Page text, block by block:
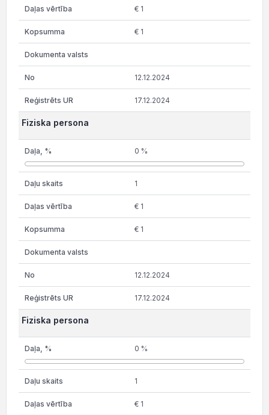
€ 1
€ 1
12.12.2024
17.12.2024
Fiziska persona
0 %
1
€ 1
€ 1
12.12.2024
17.12.2024
Fiziska persona
0 %
1
€ 1